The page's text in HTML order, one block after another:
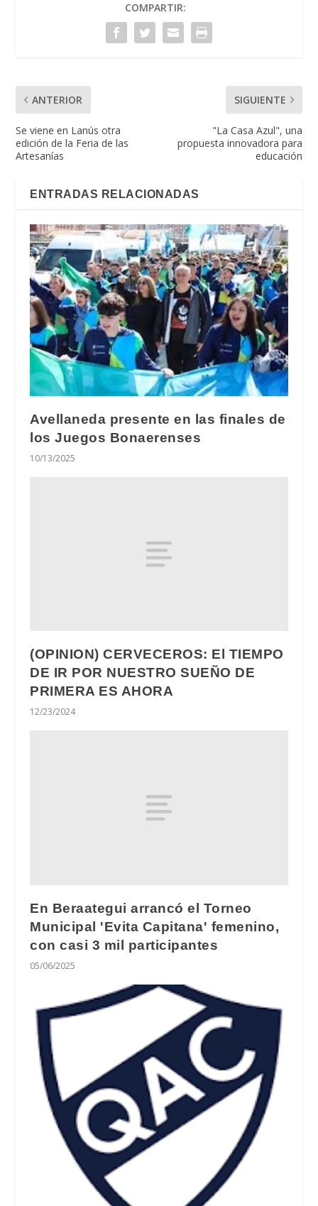
COMPARTIR:
ANTERIOR
Se viene en Lanús otra
edición de la Feria de las
Artesanías
SIGUIENTE
"La Casa Azul", una
propuesta innovadora para
educación
ENTRADAS RELACIONADAS
Avellaneda presente en las finales de
los Juegos Bonaerenses
10/13/2025
(OPINION) CERVECEROS: El TIEMPO
DE IR POR NUESTRO SUEÑO DE
PRIMERA ES AHORA
12/23/2024
En Beraategui arrancó el Torneo
Municipal 'Evita Capitana' femenino,
con casi 3 mil participantes
05/06/2025